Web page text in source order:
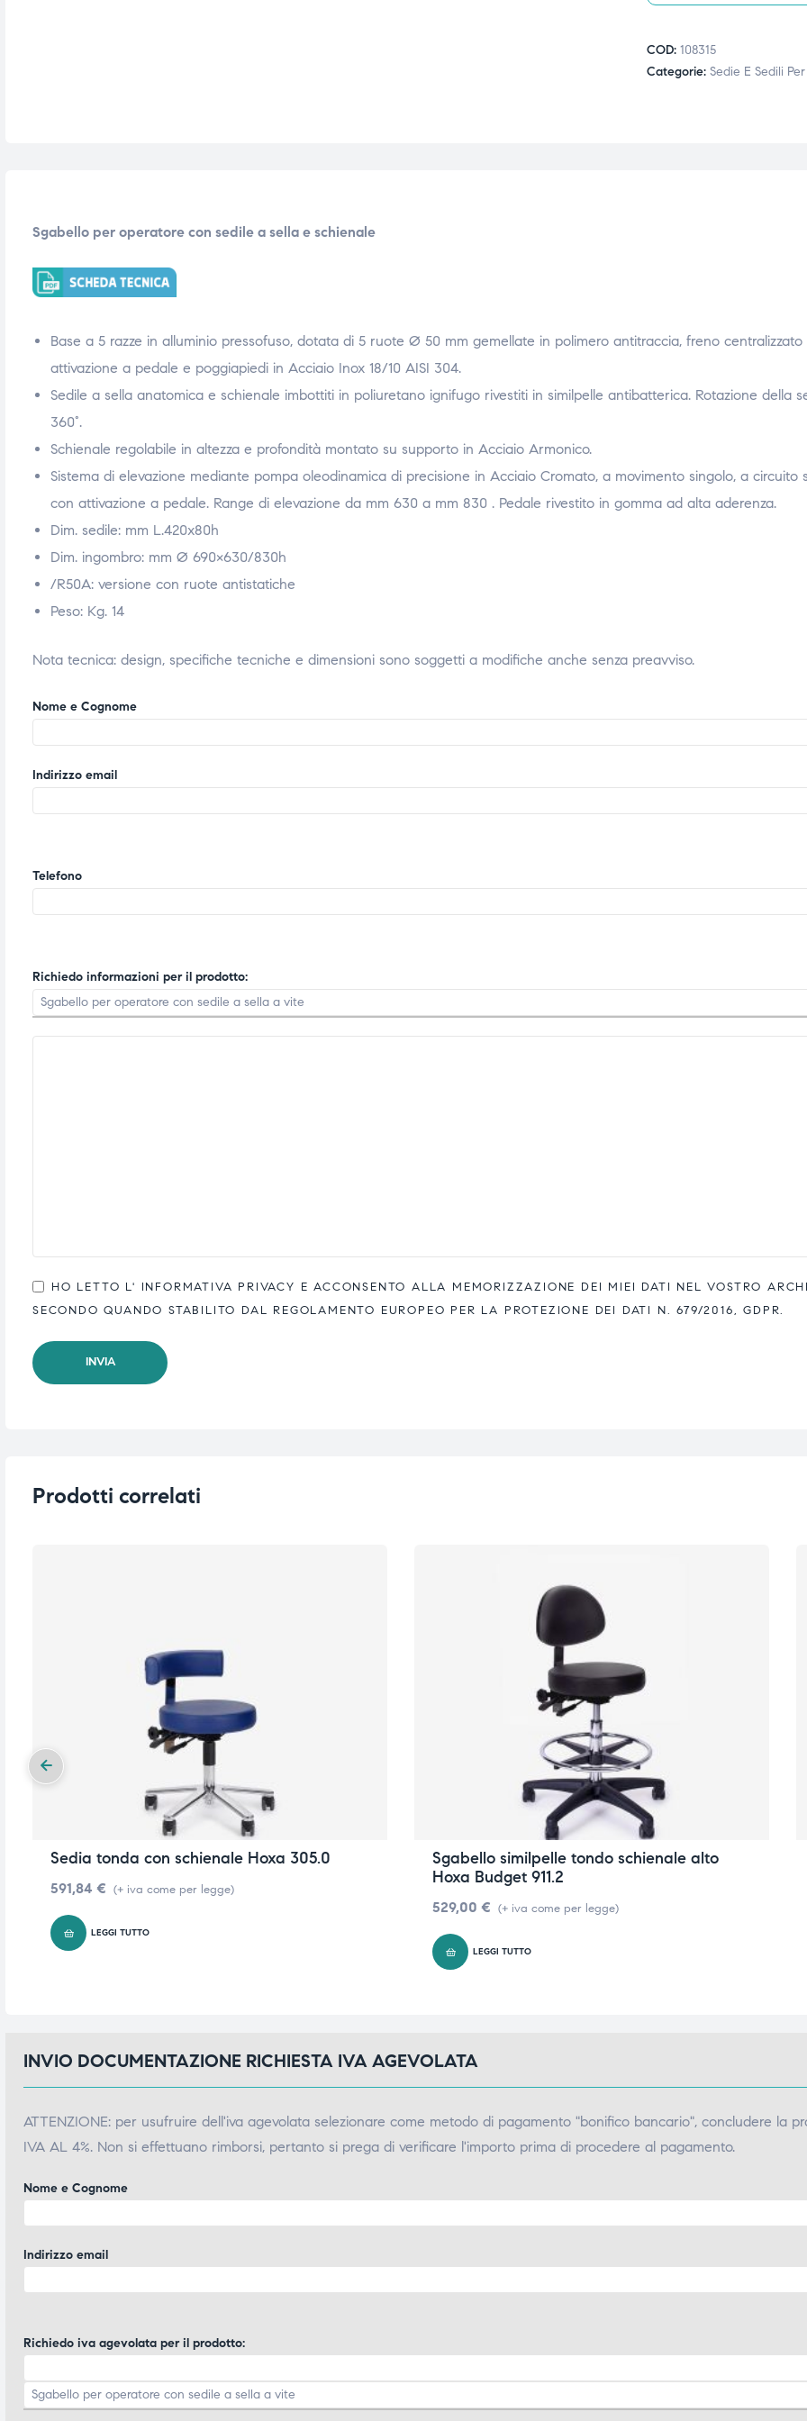
COD: 108315
Categorie: Sedie E Sedili
Sgabello per operatore con sedile a sella e schienale
Base a 5 razze in alluminio pressofuso, dotata di 5 ruote Ø 50 mm gemellate in polimero antitraccia, freno centralizzato
attivazione a pedale e poggiapiedi in Acciaio Inox 18/10 AISI 304.
Sedile a sella anatomica e schienale imbottiti in poliuretano ignifugo rivestiti in similpelle antibatterica. Rotazione della
360°.
Schienale regolabile in altezza e profondità montato su supporto in Acciaio Armonico.
Sistema di elevazione mediante pompa oleodinamica di precisione in Acciaio Cromato, a movimento singolo, a circuito
con attivazione a pedale. Range di elevazione da mm 630 a mm 830 . Pedale rivestito in gomma ad alta aderenza.
Dim. sedile: mm L.420x80h
Dim. ingombro: mm Ø 690×630/830h
/R50A: versione con ruote antistatiche
Peso: Kg. 14
Nota tecnica: design, specifiche tecniche e dimensioni sono soggetti a modifiche anche senza preavviso.
Nome e Cognome
Indirizzo email
Telefono
Richiedo informazioni per il prodotto:
HO LETTO L' INFORMATIVA PRIVACY E ACCONSENTO ALLA MEMORIZZAZIONE DEI MIEI DATI NEL VOSTRO
SECONDO QUANDO STABILITO DAL REGOLAMENTO EUROPEO PER LA PROTEZIONE DEI DATI N. 679/2016, GDPR.
Prodotti correlati
Sedia tonda con schienale Hoxa 305.0
591,84 € (+ iva come per legge)
LEGGI TUTTO
Sgabello similpelle tondo schienale alto
Hoxa Budget 911.2
529,00 € (+ iva come per legge)
LEGGI TUTTO
INVIO DOCUMENTAZIONE RICHIESTA IVA AGEVOLATA
ATTENZIONE: per usufruire dell'iva agevolata selezionare come metodo di pagamento "bonifico bancario", concludere la
IVA AL 4%. Non si effettuano rimborsi, pertanto si prega di verificare l'importo prima di procedere al pagamento.
Nome e Cognome
Indirizzo email
Richiedo iva agevolata per il prodotto: